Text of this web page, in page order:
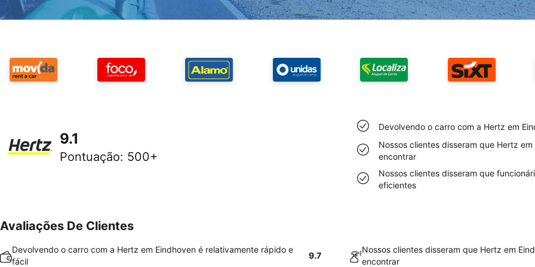
9.1
Pontuação: 500+
Devolvendo o carro com a Hertz em
Nossos clientes disseram que Hertz
encontrar
Nossos clientes disseram que
eficientes
Avaliações De Clientes
Devolvendo o carro com a Hertz em Eindhoven é relativamente rápido e
fácil
9.7
Nossos clientes disseram que Hertz em
encontrar